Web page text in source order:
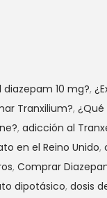
10 mg?,
Tranxilium?, ¿Qué
, adicción al
en el Reino Unido,
, Comprar
dipotásico, dosis